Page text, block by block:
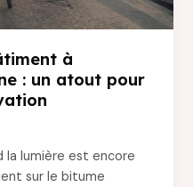
à
: un atout pour
la lumière est encore
sur le bitume